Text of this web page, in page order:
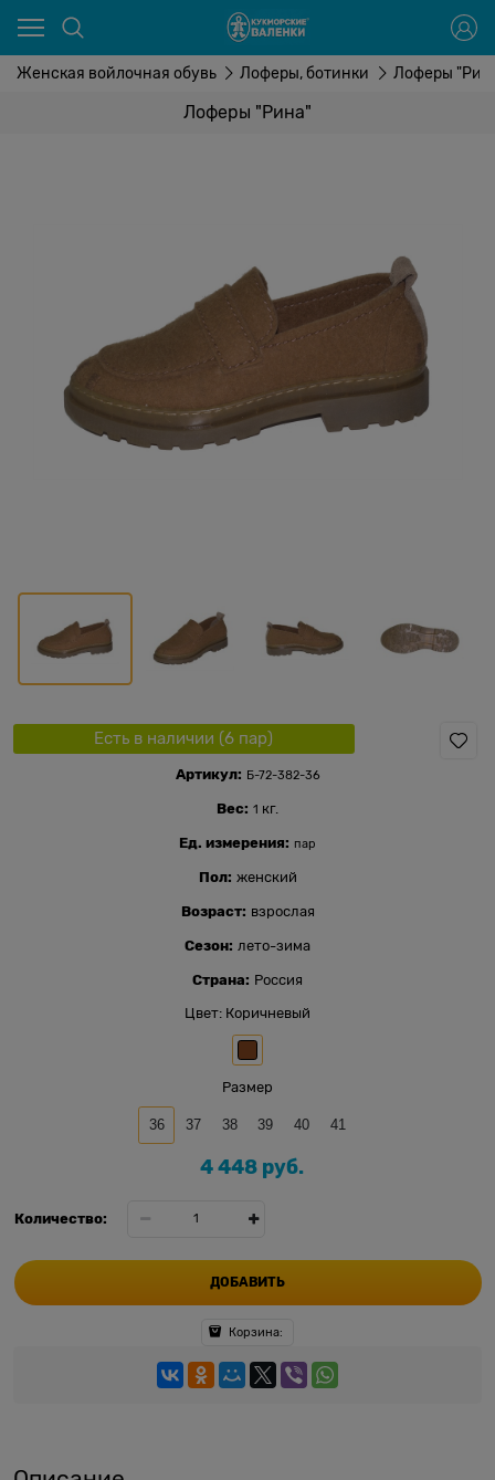
Женская войлочная обувь Лоферы, ботинки Лоферы
Лоферы "Рина"
Есть в наличии (6 пар)
Артикул: Б-72-382-36
Вес: 1 кг.
Ед. измерения: пар
Пол: женский
Возраст: взрослая
Сезон: лето-зима
Страна: Россия
Цвет: Коричневый
Размер
36 37 38 39 40 41
4 448 руб.
Количество:
ДОБАВИТЬ
Корзина: